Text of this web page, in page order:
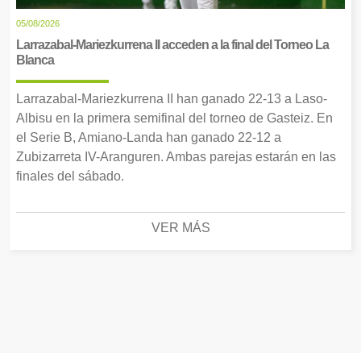
05/08/2026
Larrazabal-Mariezkurrena II acceden a la final del Torneo La
Blanca
Larrazabal-Mariezkurrena II han ganado 22-13 a Laso-
Albisu en la primera semifinal del torneo de Gasteiz. En
el Serie B, Amiano-Landa han ganado 22-12 a
Zubizarreta IV-Aranguren. Ambas parejas estarán en las
finales del sábado.
VER MÁS